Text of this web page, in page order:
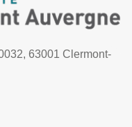
63001 Clermont-